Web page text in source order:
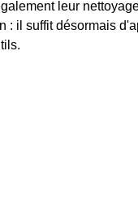
leur
: il suffit désormais